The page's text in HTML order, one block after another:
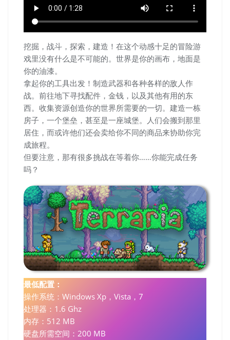
挖掘，战斗，探索，建造！在这个动感十足的冒险游
戏里没有什么是不可能的。世界是你的画布，地面是
你的油漆。
拿起你的工具出发！制造武器和各种各样的敌人作
战。前往地下寻找配件，金钱，以及其他有用的东
西。收集资源创造你的世界所需要的一切。建造一栋
房子，一个堡垒，甚至是一座城堡。人们会搬到那里
居住，而或许他们还会卖给你不同的商品来协助你完
成旅程。
但要注意，那有很多挑战在等着你……你能完成任务
吗？
最低配置：
操作系统：Windows Xp，Vista，7
处理器：1.6 Ghz
内存：512 MB
硬盘所需空间：200 MB